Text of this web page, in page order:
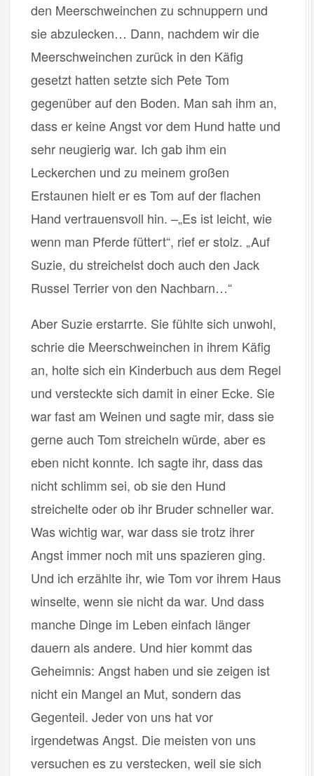
den Meerschweinchen zu schnuppern und
sie abzulecken… Dann, nachdem wir die
Meerschweinchen zurück in den Käfig
gesetzt hatten setzte sich Pete Tom
gegenüber auf den Boden. Man sah ihm an,
dass er keine Angst vor dem Hund hatte und
sehr neugierig war. Ich gab ihm ein
Leckerchen und zu meinem großen
Erstaunen hielt er es Tom auf der flachen
Hand vertrauensvoll hin. –„Es ist leicht, wie
wenn man Pferde füttert“, rief er stolz. „Auf
Suzie, du streichelst doch auch den Jack
Russel Terrier von den Nachbarn…“
Aber Suzie erstarrte. Sie fühlte sich unwohl,
schrie die Meerschweinchen in ihrem Käfig
an, holte sich ein Kinderbuch aus dem Regel
und versteckte sich damit in einer Ecke. Sie
war fast am Weinen und sagte mir, dass sie
gerne auch Tom streicheln würde, aber es
eben nicht konnte. Ich sagte ihr, dass das
nicht schlimm sei, ob sie den Hund
streichelte oder ob ihr Bruder schneller war.
Was wichtig war, war dass sie trotz ihrer
Angst immer noch mit uns spazieren ging.
Und ich erzählte ihr, wie Tom vor ihrem Haus
winselte, wenn sie nicht da war. Und dass
manche Dinge im Leben einfach länger
dauern als andere. Und hier kommt das
Geheimnis: Angst haben und sie zeigen ist
nicht ein Mangel an Mut, sondern das
Gegenteil. Jeder von uns hat vor
irgendetwas Angst. Die meisten von uns
versuchen es zu verstecken, weil sie sich